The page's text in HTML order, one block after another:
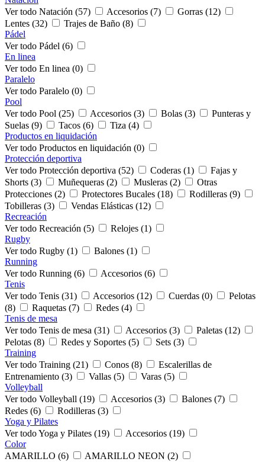
Ver todo Natación (57)
Accesorios (7)
Gorras (12)
Lentes (32)
Trajes de Baño (8)
Pádel
Ver todo Pádel (6)
En linea
Ver todo En linea (0)
Paralelo
Ver todo Paralelo (0)
Pool
Ver todo Pool (25)
Accesorios (3) Bolas (3)
Punteras y
Suelas (9)
Tacos (6)
Tiza (4)
Productos en liquidación
Ver todo Productos en liquidación (0)
Protección deportiva
Ver todo Protección deportiva (52)
Coderas (1)
Fajas y
Shorts (3)
Muñequeras (2) Musleras (2)
Otras
Protecciones (2)
Protectores Bucales (18)
Rodilleras (9)
Tobilleras (3)
Vendas Elásticas (12)
Recreación
Ver todo Recreación (5)
Relojes (1)
Rugby
Ver todo Rugby (1)
Balones (1)
Running
Ver todo Running (6)
Accesorios (6)
Tenis
Ver todo Tenis (31)
Accesorios (12) Cuerdas (0)
Pelotas
(8)
Raquetas (7)
Redes (4)
Tenis de mesa
Ver todo Tenis de mesa (31)
Accesorios (3)
Paletas (12)
Pelotas (8)
Redes y Soportes (5)
Sets (3)
Training
Ver todo Training (21)
Conos (8)
Escalerillas de
Entrenamiento (3)
Vallas (5)
Varas (5)
Volleyball
Ver todo Volleyball (19)
Accesorios (3)
Balones (7)
Redes (6)
Rodilleras (3)
Yoga y Pilates
Ver todo Yoga y Pilates (19)
Accesorios (19)
Color
AMARILLO (6)
AMARILLO NEON (2)